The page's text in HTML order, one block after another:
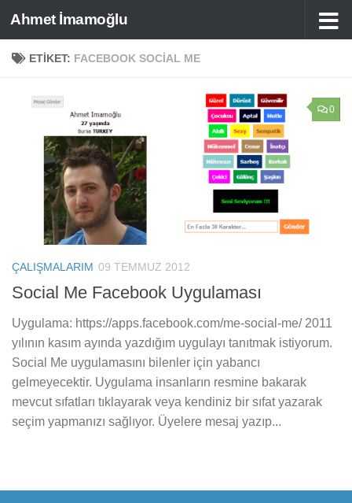
Skip to content
Ahmet İmamoğlu
ETIKET: FACEBOOK SOCIAL ME
0
ÇALIŞMALARIM 09 TEMMUZ 2012
Social Me Facebook Uygulaması
Uygulama: https://apps.facebook.com/me-social-me/ 2011
yılının kasım ayında yazdığım uygulayı tanıtmak istiyorum.
Social Me uygulamasını bilenler için yabancı
gelmeyecektir. Uygulama insanların resmine bakarak
mevcut sıfatları tıklayarak veya kendiniz bir sıfat yazarak
seçim yapmanızı sağlıyor. Üyelere mesaj yazıp...